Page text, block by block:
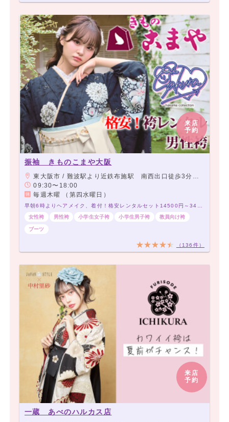
来店
予約
振袖 きものこまや大阪
東大阪市 / 難波駅より近鉄布施駅 南西出口徒歩3分 アーケード商店街角から2店目 当店前に駐車スペース有り
09:30〜18:00
毎週木曜 （第四水曜日）
早朝6時よりヘアメイク、着付！格安レンタルセット14500円～34500円！200種類以上～！
女性袴
男性袴 小学生女子袴 小学生男子袴 教員向け袴
ブーツ
（136件）
来店
予約
一蔵 あべのハルカス店